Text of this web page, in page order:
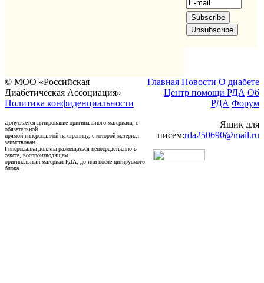
© МОО «Российская
Диабетическая Ассоциация»
Политика конфиденциальности
Допускается цитирование оригинального материала, с
обязательной
прямой гиперссылкой на страницу, с которой материал
заимствован.
Гиперссылка должна размещаться непосредственно в
тексте, воспроизводящем
оригинальный материал РДА, до или после цитируемого
блока.
Главная Новости О диабете
Центр помощи РДА Об
РДА Форум
Ящик для
писем:rda250690@mail.ru